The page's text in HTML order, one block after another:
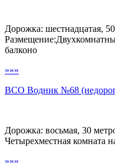
Дорожка: шестнадцатая,
балконо
»»»
ВСО Водник №68
Дорожка: восьмая, 30
Четырехместная комната
»»»